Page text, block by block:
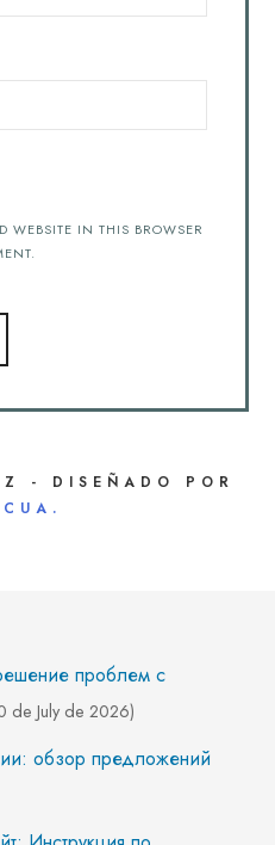
WEBSITE IN THIS BROWSER
- DISEÑADO POR
проблем с
de July de 2026)
обзор предложений